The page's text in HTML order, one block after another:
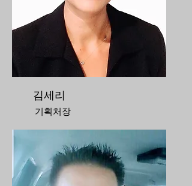
김세리
기획처장